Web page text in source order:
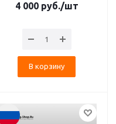
4 000руб./шт
В корзину